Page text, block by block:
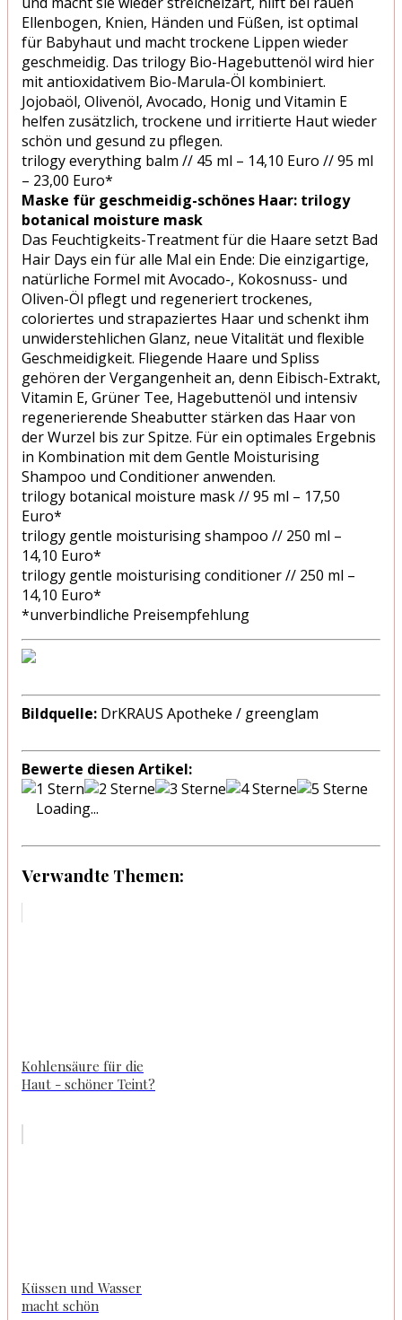
Ellenbogen, Knien, Händen und Füßen, ist optimal
für Babyhaut und macht trockene Lippen wieder
geschmeidig. Das trilogy Bio-Hagebuttenöl wird hier
mit antioxidativem Bio-Marula-Öl kombiniert.
Jojobaöl, Olivenöl, Avocado, Honig und Vitamin E
helfen zusätzlich, trockene und irritierte Haut wieder
schön und gesund zu pflegen.
trilogy everything balm // 45 ml – 14,10 Euro // 95 ml
– 23,00 Euro*
Maske für geschmeidig-schönes Haar: trilogy
botanical moisture mask
Das Feuchtigkeits-Treatment für die Haare setzt Bad
Hair Days ein für alle Mal ein Ende: Die einzigartige,
natürliche Formel mit Avocado-, Kokosnuss- und
Oliven-Öl pflegt und regeneriert trockenes,
coloriertes und strapaziertes Haar und schenkt ihm
unwiderstehlichen Glanz, neue Vitalität und flexible
Geschmeidigkeit. Fliegende Haare und Spliss
gehören der Vergangenheit an, denn Eibisch-Extrakt,
Vitamin E, Grüner Tee, Hagebuttenöl und intensiv
regenerierende Sheabutter stärken das Haar von
der Wurzel bis zur Spitze. Für ein optimales Ergebnis
in Kombination mit dem Gentle Moisturising
Shampoo und Conditioner anwenden.
trilogy botanical moisture mask // 95 ml – 17,50
Euro*
trilogy gentle moisturising shampoo // 250 ml –
14,10 Euro*
trilogy gentle moisturising conditioner // 250 ml –
14,10 Euro*
*unverbindliche Preisempfehlung
Bildquelle: DrKRAUS Apotheke / greenglam
Bewerte diesen Artikel:
Loading...
Verwandte Themen:
Kohlensäure für die
Haut - schöner Teint?
Küssen und Wasser
macht schön